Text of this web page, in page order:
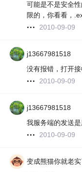
可能是不是安全
限的，你看看，
2010-09-09
j13667981518
没有报错，打开
2010-09-09
j13667981518
我服务端的发送
2010-09-09
变成熊猫你就老